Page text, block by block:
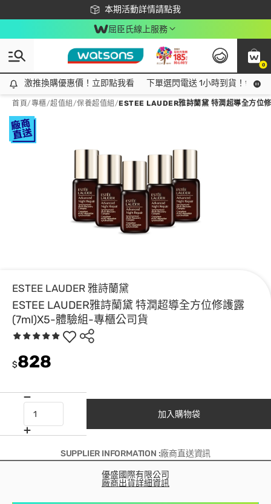
本期活動詳情請點我
下載app最高回饋$350
屈臣氏線上服務
0
激推換購優惠價！立即點我看
激推換購優惠價！立即點我看 下單選閃電送 1小時到貨！領神
首頁/專櫃/超值組 /保養超值組 /ESTEE LAUDER雅詩蘭黛 特潤超導全方位
ESTEE LAUDER 雅詩蘭黛
ESTEE LAUDER雅詩蘭黛 特潤超導全方位修護露
(7ml)X5-體驗組-專櫃公司貨
$828
加入購物袋
SUPPLIER INFORMATION :廠商直送資訊
優盛國際有限公司
廠商出貨詳細資訊